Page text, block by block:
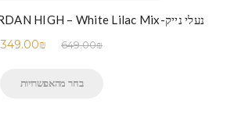
נעלי נייק-NIKE AIR MAX JORDAN HIGH – White Lilac Mix
649.00₪
349.00₪
בחר מהאפשרויות